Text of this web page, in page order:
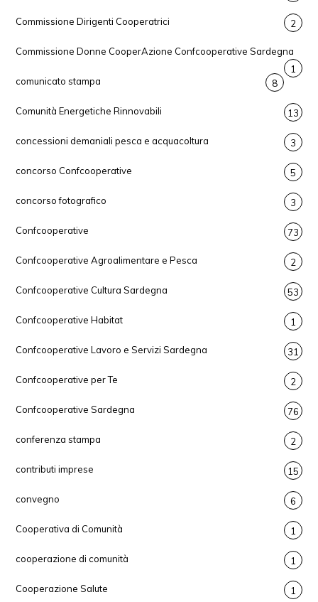
Commissione Dirigenti Cooperatrici 2
Commissione Donne CooperAzione Confcooperative Sardegna
1
comunicato stampa
8
Comunità Energetiche Rinnovabili 13
concessioni demaniali pesca e acquacoltura 3
concorso Confcooperative 5
concorso fotografico 3
Confcooperative 73
Confcooperative Agroalimentare e Pesca 2
Confcooperative Cultura Sardegna 53
Confcooperative Habitat 1
Confcooperative Lavoro e Servizi Sardegna 31
Confcooperative per Te 2
Confcooperative Sardegna 76
conferenza stampa 2
contributi imprese 15
convegno 6
Cooperativa di Comunità 1
cooperazione di comunità 1
Cooperazione Salute 1